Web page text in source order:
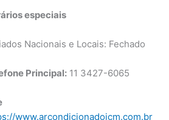
especiais
Nacionais e Locais: Fechado
Principal: 11 3427-6065
www.arcondicionadoicm.com.br